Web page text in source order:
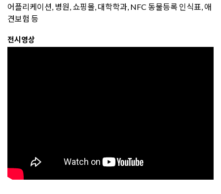
어플리케이션, 병원, 쇼핑몰, 대학학과, NFC 동물등록 인식표, 애
견보험 등
전시영상